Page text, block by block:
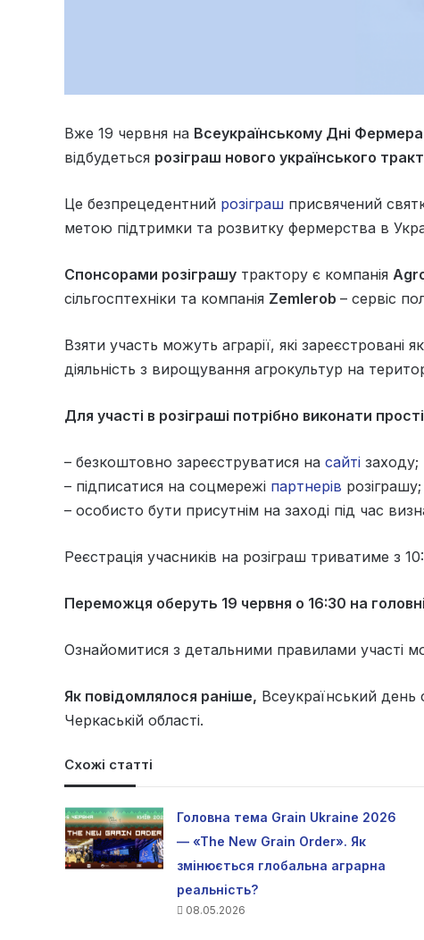
Вже 19 червня на Всеукраїнському Дні
відбудеться розіграш нового українського
Це безпрецедентний розіграш присвячений
метою підтримки та розвитку фермерства в
Спонсорами розіграшу трактору є компанія
сільгосптехніки та компанія Zemlerob – сервіс
Взяти участь можуть аграрії, які
діяльність з вирощування агрокультур на
Для участі в розіграші потрібно виконати
– безкоштовно зареєструватися на сайті заходу;
– підписатися на соцмережі партнерів розіграшу;
– особисто бути присутнім на заході під час
Реєстрація учасників на розіграш триватиме з
Переможця оберуть 19 червня о 16:30 на
Ознайомитися з детальними правилами участі
Як повідомлялося раніше, Всеукраїнський
Черкаській області.
Схожі статті
Головна тема Grain Ukraine 2026
— «The New Grain Order». Як
змінюється глобальна аграрна
реальність?
08.05.2026